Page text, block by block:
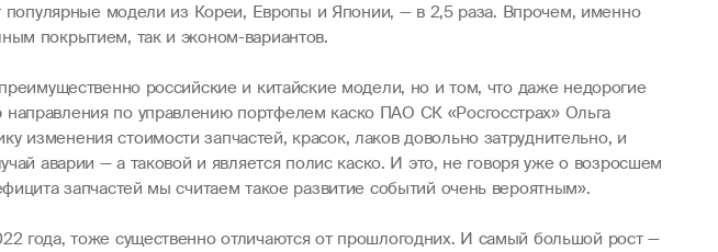
популярные модели из Кореи, Европы и Японии, — в 2,5 раза. Впрочем, именно
покрытием, так и эконом-вариантов.
российские и китайские модели, но и том, что даже недорогие
по управлению портфелем каско ПАО СК «Росгосстрах» Ольга
стоимости запчастей, красок, лаков довольно затруднительно, и
аварии — а таковой и является полис каско. И это, не говоря уже о возросшем
запчастей мы считаем такое развитие событий очень вероятным».
года, тоже существенно отличаются от прошлогодних. И самый большой рост —